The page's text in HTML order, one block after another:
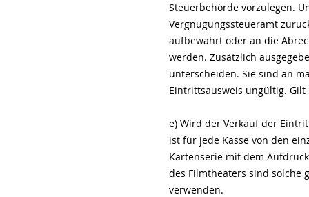
Steuerbehörde vorzulegen.
Vergnügungssteueramt
aufbewahrt oder an die
werden. Zusätzlich
unterscheiden. Sie sind an
Eintrittsausweis ungültig.
e) Wird der Verkauf der
ist für jede Kasse von den
Kartenserie mit dem
des Filmtheaters sind solche
verwenden.